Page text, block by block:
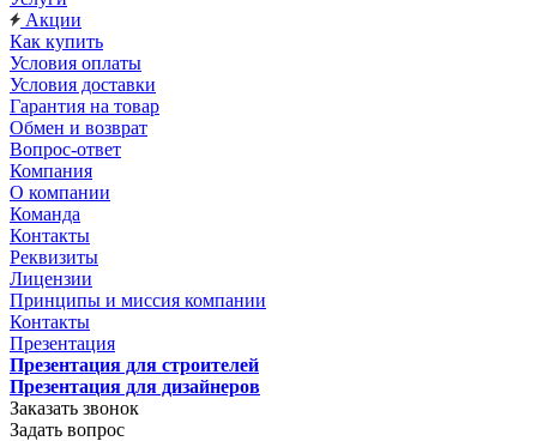
Акции
Как купить
Условия оплаты
Условия доставки
Гарантия на товар
Обмен и возврат
Вопрос-ответ
Компания
О компании
Команда
Контакты
Реквизиты
Лицензии
Принципы и миссия компании
Контакты
Презентация
Презентация для строителей
Презентация для дизайнеров
Заказать звонок
Задать вопрос